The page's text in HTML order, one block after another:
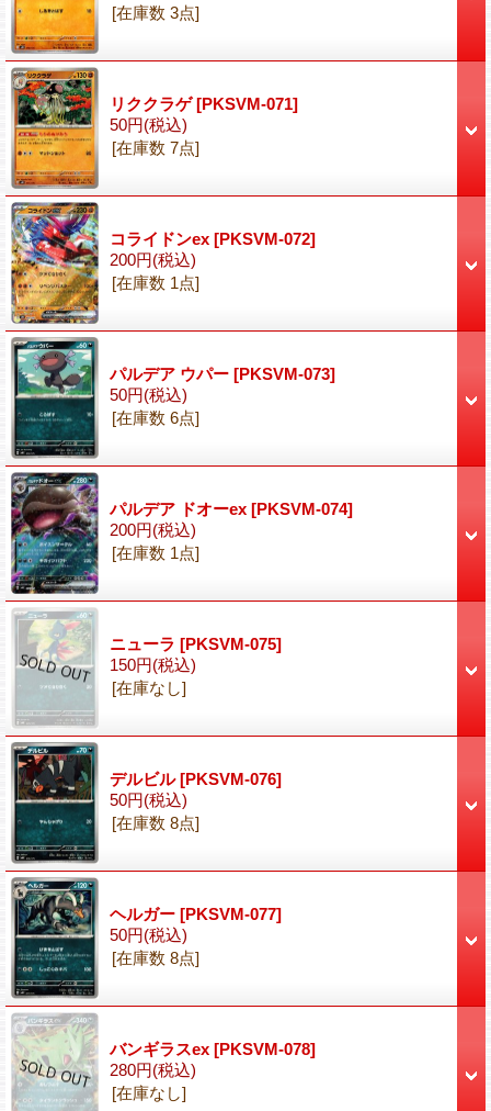
[在庫数 3点]
リククラゲ[PKSVM-071]
50円(税込)
[在庫数 7点]
コライドンex [PKSVM-072]
200円(税込)
[在庫数 1点]
パルデア ウパー [PKSVM-073]
50円(税込)
[在庫数 6点]
パルデア ドオーex [PKSVM-074]
200円(税込)
[在庫数 1点]
ニューラ [PKSVM-075]
150円(税込)
[在庫なし]
デルビル[PKSVM-076]
50円(税込)
[在庫数 8点]
ヘルガー [PKSVM-077]
50円(税込)
[在庫数 8点]
バンギラスex [PKSVM-078]
280円(税込)
[在庫なし]